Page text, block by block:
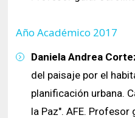
Año Académico 2017
Daniela Andrea
del paisaje por el
planificación urbana.
la Paz". AFE.